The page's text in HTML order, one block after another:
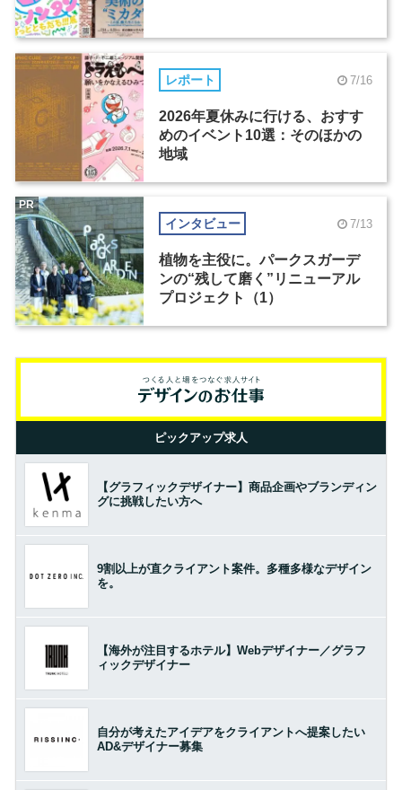
レポート 7/16
2026年夏休みに行ける、おすす
めのイベント10選：そのほかの
地域
インタビュー 7/13
植物を主役に。パークスガーデ
ンの“残して磨く”リニューアル
プロジェクト（1）
PR
ピックアップ求人
【グラフィックデザイナー】商品企画やブランディン
グに挑戦したい方へ
9割以上が直クライアント案件。多種多様なデザイン
を。
【海外が注目するホテル】Webデザイナー／グラフ
ィックデザイナー
自分が考えたアイデアをクライアントへ提案したい
AD&デザイナー募集